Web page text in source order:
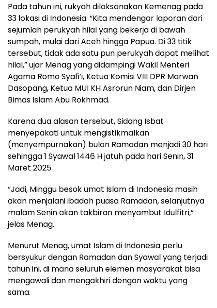
Pada tahun ini, rukyah dilaksanakan Kemenag pada
33 lokasi di Indonesia. “Kita mendengar laporan dari
sejumlah perukyah hilal yang bekerja di bawah
sumpah, mulai dari Aceh hingga Papua. Di 33 titik
tersebut, tidak ada satu pun perukyah dapat melihat
hilal,” ujar Menag yang didampingi Wakil Menteri
Agama Romo Syafi’i, Ketua Komisi VIII DPR Marwan
Dasopang, Ketua MUI KH Asrorun Niam, dan Dirjen
Bimas Islam Abu Rokhmad.
Karena dua alasan tersebut, Sidang Isbat
menyepakati untuk mengistikmalkan
(menyempurnakan) bulan Ramadan menjadi 30 hari
sehingga 1 Syawal 1446 H jatuh pada hari Senin, 31
Maret 2025.
“Jadi, Minggu besok umat Islam di Indonesia masih
akan menjalani ibadah puasa Ramadan, selanjutnya
malam Senin akan takbiran menyambut Idulfitri,”
jelas Menag.
Menurut Menag, umat Islam di Indonesia perlu
bersyukur dengan Ramadan dan Syawal yang terjadi
tahun ini, di mana seluruh elemen masyarakat bisa
mengawali dan mengakhiri dengan waktu yang
sama.